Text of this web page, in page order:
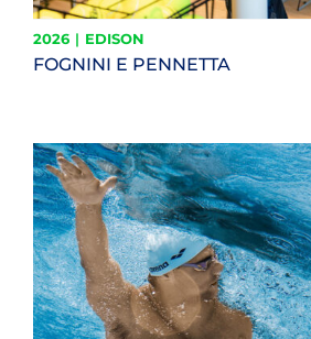
2026 | EDISON
FOGNINI E PENNETTA